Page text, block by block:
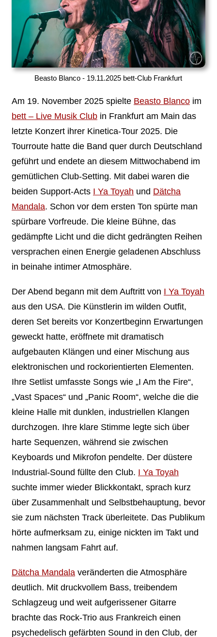
Beasto Blanco - 19.11.2025 bett-Club Frankfurt
Am 19. November 2025 spielte Beasto Blancoim
bett – Live Musik Clubin Frankfurt am Main das
letzte Konzert ihrer Kinetica-Tour 2025. Die
Tourroute hatte die Band quer durch Deutschland
geführt und endete an diesem Mittwochabend im
gemütlichen Club-Setting. Mit dabei waren die
beiden Support-Acts I Ya Toyah und Dätcha
Mandala. Schon vor dem ersten Ton spürte man
spürbare Vorfreude. Die kleine Bühne, das
gedämpfte Licht und die dicht gedrängten Reihen
versprachen einen Energie geladenen Abschluss
in beinahe intimer Atmosphäre.
Der Abend begann mit dem Auftritt von I Ya Toyah
aus den USA. Die Künstlerin im wilden Outfit,
deren Set bereits vor Konzertbeginn Erwartungen
geweckt hatte, eröffnete mit dramatisch
aufgebauten Klängen und einer Mischung aus
elektronischen und rockorientierten Elementen.
Ihre Setlist umfasste Songs wie „I Am the Fire“,
„Vast Spaces“ und „Panic Room“, welche die die
kleine Halle mit dunklen, industriellen Klangen
durchzogen. Ihre klare Stimme legte sich über
harte Sequenzen, während sie zwischen
Keyboards und Mikrofon pendelte. Der düstere
Industrial-Sound füllte den Club. I Ya Toyah
suchte immer wieder Blickkontakt, sprach kurz
über Zusammenhalt und Selbstbehauptung, bevor
sie zum nächsten Track überleitete. Das Publikum
hörte aufmerksam zu, einige nickten im Takt und
nahmen langsam Fahrt auf.
Dätcha Mandalaveränderten die Atmosphäre
deutlich. Mit druckvollem Bass, treibendem
Schlagzeug und weit aufgerissener Gitarre
brachte das Rock-Trio aus Frankreich einen
psychedelisch gefärbten Sound in den Club, der